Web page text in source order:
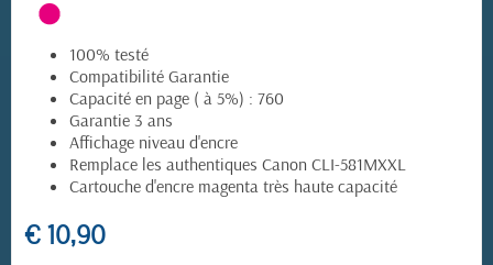
100% testé
Compatibilité Garantie
Capacité en page ( à 5%) : 760
Garantie 3 ans
Affichage niveau d'encre
Remplace les authentiques Canon CLI-581MXXL
Cartouche d'encre magenta très haute capacité
€ 10,90